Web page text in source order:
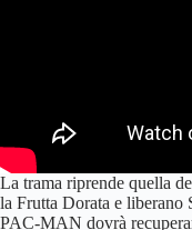
La trama riprende quella
la Frutta Dorata e liberano
PAC-MAN dovrà